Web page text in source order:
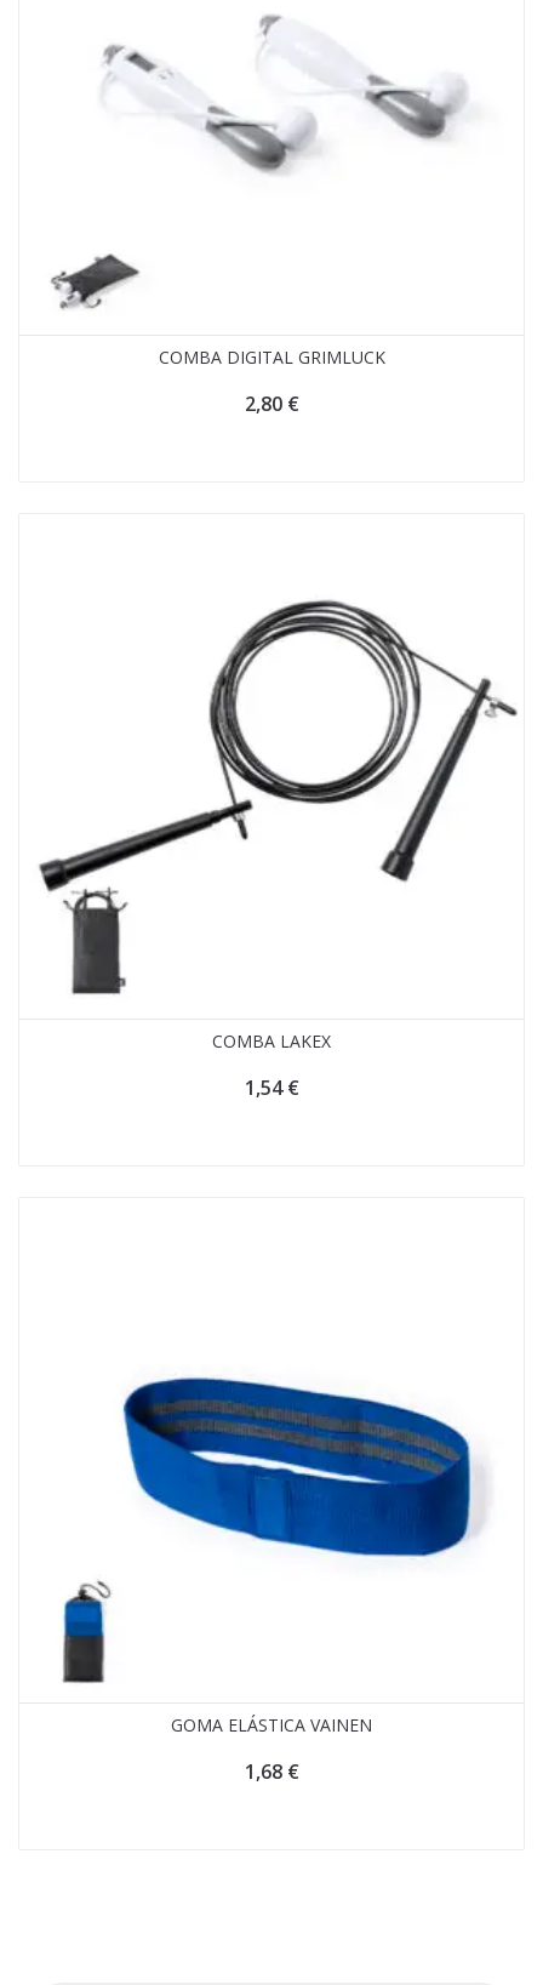
COMBA DIGITAL GRIMLUCK
2,80 €
COMBA LAKEX
1,54€
GOMA ELÁSTICA VAINEN
1,68 €